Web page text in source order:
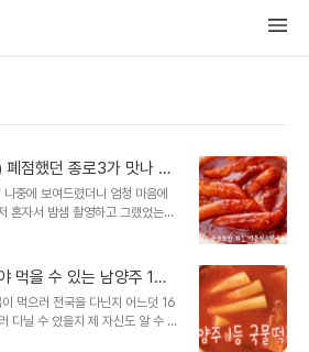
점했던 종로3가 맛나 분
니다.
중에 보여드렸더니 엄청 마음에
혼자서 밤샘 촬영하고 그랬었는
다. 십여년 전 까지만 해도 인터넷
렸던 곳 중 하나가 바로 “하루 한
분식” 유치친란의 전국 떡볶이
면, 하나인 곳인데 건물주가 바뀌
도 안 좋아서 그동안 쉬시고 계셨다
있다고 하시니 나중에 다시 오픈하
먹을 수 있는 남양주 1등
Food Soup Tteok
먹으러 전국을 다닌지 어느덧 16
다닐 수 있을지 제 자신도 알 수 없
점이 지났듯, 제 떡볶이 탐구생활